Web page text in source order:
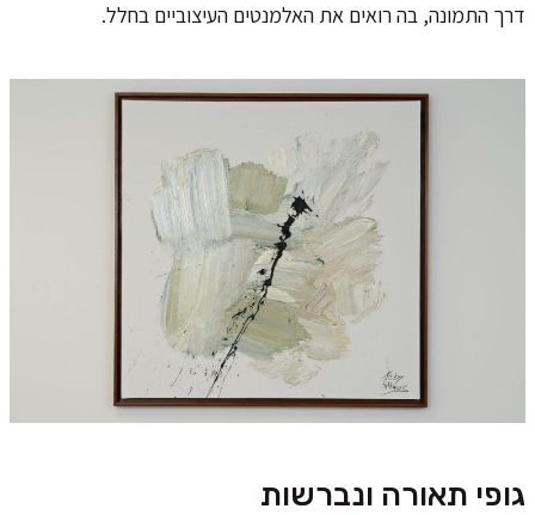
דרך התמונה, בה רואים את האלמנטים העיצוביים בחלל.
גופי תאורה ונברשות